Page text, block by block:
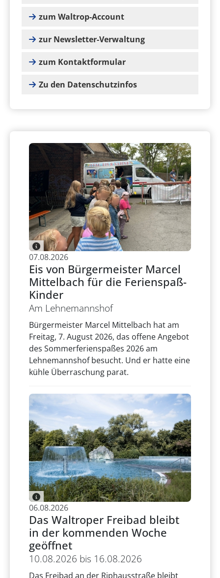
zum Waltrop-Account
zur Newsletter-Verwaltung
zum Kontaktformular
Zu den Datenschutzinfos
07.08.2026
Eis von Bürgermeister Marcel
Mittelbach für die Ferienspaß-
Kinder
Am Lehnemannshof
Bürgermeister Marcel Mittelbach hat am
Freitag, 7. August 2026, das offene Angebot
des Sommerferienspaßes 2026 am
Lehnemannshof besucht. Und er hatte eine
kühle Überraschung parat.
06.08.2026
Das Waltroper Freibad bleibt
in der kommenden Woche
geöffnet
10.08.2026 bis 16.08.2026
Das Freibad an der Riphausstraße bleibt